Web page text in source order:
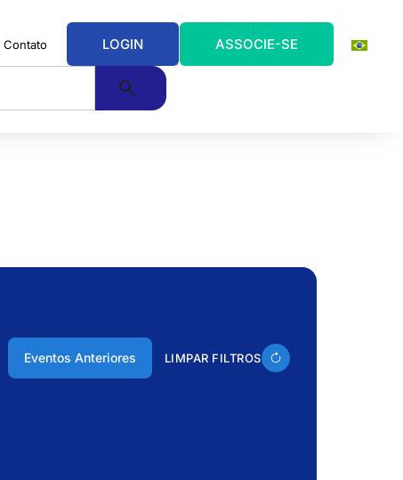
Contato LOGIN ASSOCIE-SE
Eventos Anteriores LIMPAR FILTROS